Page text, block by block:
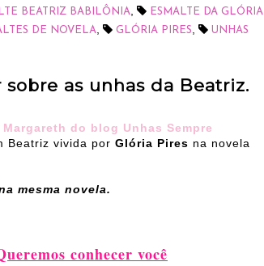
BEATRIZ BABILÔNIA
ESMALTE DA GLÓRIA
DE NOVELA GLÓRIA PIRES UNHAS
as unhas da Beatriz.
Margareth do blog Unhas Sempre
Beatriz vivida por Glória Pires na novela
mesma novela.
conhecer você